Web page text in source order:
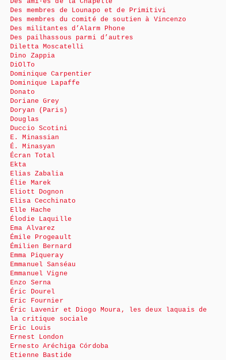
Des membres de Lounapo et de Primitivi
Des membres du comité de soutien à Vincenzo
Des militantes d’Alarm Phone
Des pailhassous parmi d’autres
Diletta Moscatelli
Dino Zappia
DiOlTo
Dominique Carpentier
Dominique Lapaffe
Donato
Doriane Grey
Doryan (Paris)
Douglas
Duccio Scotini
E. Minassian
É. Minasyan
Écran Total
Ekta
Elias Zabalia
Élie Marek
Eliott Dognon
Elisa Cecchinato
Elle Hache
Élodie Laquille
Ema Alvarez
Émile Progeault
Émilien Bernard
Emma Piqueray
Emmanuel Sanséau
Emmanuel Vigne
Enzo Serna
Éric Dourel
Eric Fournier
Éric Lavenir et Diogo Moura, les deux laquais de
la critique sociale
Eric Louis
Ernest London
Ernesto Aréchiga Córdoba
Etienne Bastide